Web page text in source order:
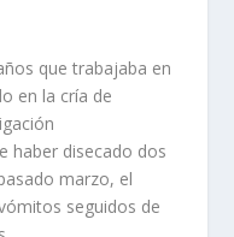
que trabajaba en
en la cría de
haber disecado dos
marzo, el
seguidos de